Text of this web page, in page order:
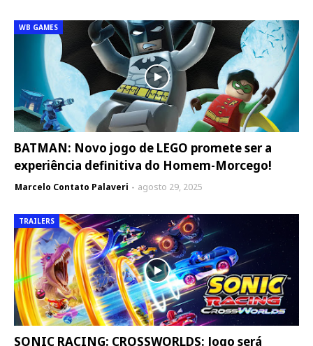
WB GAMES
BATMAN: Novo jogo de LEGO promete ser a
experiência definitiva do Homem-Morcego!
Marcelo Contato Palaveri agosto 29, 2025
TRAILERS
SONIC RACING: CROSSWORLDS: Jogo será